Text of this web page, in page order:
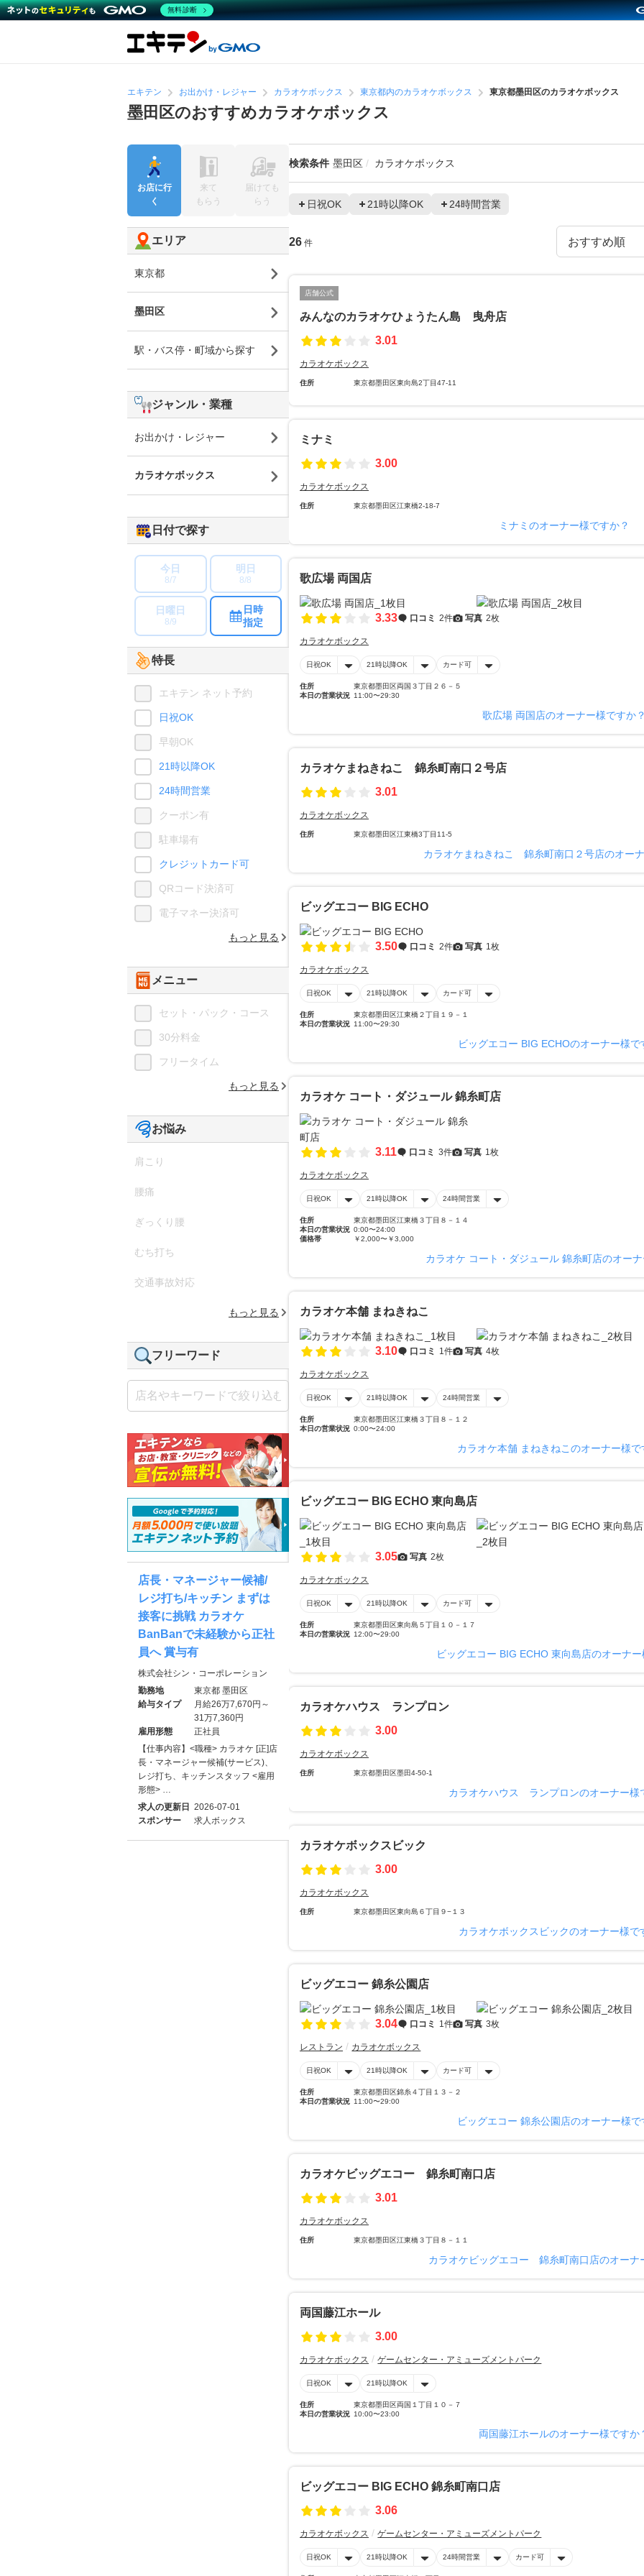
エキテン お出かけ・レジャー カラオケボックス 東京都内のカラオケボックス 東京都墨田区のカラオケボックス
墨田区のおすすめカラオケボックス
検索条件 墨田区 カラオケボックス
日祝OK 21時以降OK 24時間営業
26 件
店舗公式
みんなのカラオケひょうたん島 曳舟店
3.01
カラオケボックス
住所 東京都墨田区東向島2丁目47-11
ミナミ
3.00
カラオケボックス
住所 東京都墨田区江東橋2-18-7
ミナミのオーナー様ですか？
歌広場 両国店
3.33 口コミ 2件 写真 2枚
カラオケボックス
日祝OK 21時以降OK カード可
住所
東京都墨田区両国３丁目２６－５
本日の営業状況 11:00〜29:30
歌広場 両国店のオーナー様ですか
カラオケまねきねこ 錦糸町南口２号店
3.01
カラオケボックス
住所 東京都墨田区江東橋3丁目11-5
カラオケまねきねこ 錦糸町南口２号店のオー
ビッグエコー BIG ECHO
3.50 口コミ 2件 写真 1枚
カラオケボックス
日祝OK 21時以降OK カード可
住所
東京都墨田区江東橋２丁目１９－１
本日の営業状況 11:00〜29:30
ビッグエコー BIG ECHOのオーナー様で
カラオケ コート・ダジュール 錦糸町店
3.11 口コミ 3件 写真 1枚
カラオケボックス
日祝OK 21時以降OK 24時間営業
住所
東京都墨田区江東橋３丁目８－１４
本日の営業状況 0:00〜24:00
価格帯
￥2,000〜￥3,000
カラオケ コート・ダジュール 錦糸町店のオー
カラオケ本舗 まねきねこ
3.10 口コミ 1件 写真 4枚
カラオケボックス
日祝OK 21時以降OK 24時間営業
住所
東京都墨田区江東橋３丁目８－１２
本日の営業状況 0:00〜24:00
カラオケ本舗 まねきねこのオーナー様で
ビッグエコー BIG ECHO 東向島店
3.05 写真 2枚
カラオケボックス
日祝OK 21時以降OK カード可
住所
東京都墨田区東向島５丁目１０－１７
本日の営業状況 12:00〜29:00
ビッグエコー BIG ECHO 東向島店のオーナ
カラオケハウス ランプロン
3.00
カラオケボックス
住所 東京都墨田区墨田4-50-1
カラオケハウス ランプロンのオーナー様
カラオケボックスビック
3.00
カラオケボックス
住所 東京都墨田区東向島６丁目９−１３
カラオケボックスビックのオーナー様で
ビッグエコー 錦糸公園店
3.04 口コミ 1件 写真 3枚
レストラン カラオケボックス
日祝OK 21時以降OK カード可
住所
東京都墨田区錦糸４丁目１３－２
本日の営業状況 11:00〜29:00
ビッグエコー 錦糸公園店のオーナー様で
カラオケビッグエコー 錦糸町南口店
3.01
カラオケボックス
住所 東京都墨田区江東橋３丁目８－１１
カラオケビッグエコー 錦糸町南口店のオーナ
両国藤江ホール
3.00
カラオケボックス ゲームセンター・アミューズメントパーク
日祝OK 21時以降OK
住所
東京都墨田区両国１丁目１０－７
本日の営業状況 10:00〜23:00
両国藤江ホールのオーナー様ですか
ビッグエコー BIG ECHO 錦糸町南口店
3.06
カラオケボックス ゲームセンター・アミューズメントパーク
日祝OK 21時以降OK 24時間営業 カード可
お店に行
く
来て
もらう
届けても
らう
エリア
東京都
墨田区
駅・バス停・町域から探す
ジャンル・業種
お出かけ・レジャー
カラオケボックス
日付で探す
今日
8/7
明日
8/8
日曜日
8/9
日時
指定
特長
エキテン ネット予約
日祝OK
早朝OK
21時以降OK
24時間営業
クーポン有
駐車場有
クレジットカード可
QRコード決済可
電子マネー決済可
もっと見る
メニュー
セット・パック・コース
30分料金
フリータイム
もっと見る
お悩み
肩こり
腰痛
ぎっくり腰
むち打ち
交通事故対応
もっと見る
フリーワード
店長・マネージャー候補/
レジ打ち/キッチン まずは
接客に挑戦 カラオケ
BanBanで未経験から正社
員へ 賞与有
株式会社シン・コーポレーション
勤務地
東京都 墨田区
給与タイプ
月給26万7,670円～
31万7,360円
雇用形態
正社員
【仕事内容】<職種> カラオケ [正]店
長・マネージャー候補(サービス)、
レジ打ち、キッチンスタッフ <雇用
形態> …
求人の更新日 2026-07-01
スポンサー
求人ボックス
無料診断